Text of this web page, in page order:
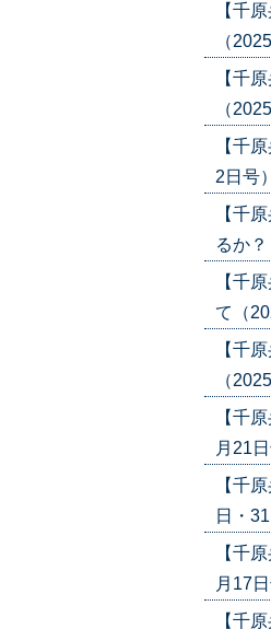
【千
（
【千
（
【千
2日号
【千
るか
【千
て（
【千
（
【千
月21
【千
日・
【千
月17
【千